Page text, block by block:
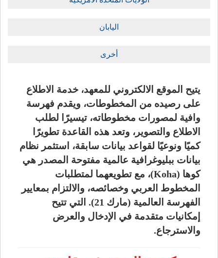
اليابان
أخرى
يتيح الموقع الالكتروني للمعهد، خدمة الاطلاع
على رصيده من المخطوطات، ويقدم فهرسة
وافية لمصورات مخطوطاته، تيسيرًا لطلب
الاطلاع والتصوير، وتعد هذه القاعدة تطويرًا
كميًا ونوعيًا لقواعد بيانات سابقة، استثمر نظام
بيانات ببليوغرافية عالمية مفتوحة المصدر هي
كوها (Koha)، مع تطويعهما لمتطلبات
المخطوط العربي وخصائصه، والالتزام بمعايير
الفهرسة العالمية (مارك 21). التي تتيح
إمكانيات متقدمة في الإدخال والعرض
والاسترجاع.